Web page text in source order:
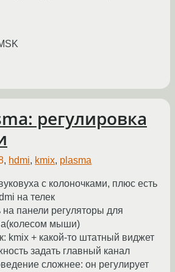
регулировка
, hdmi, kmix, plasma
с колоночками, плюс есть
на телек
на панели регуляторы для
мыши)
kmix + какой-то штатный виджет
задать главный канал
сложнее: он регулирует